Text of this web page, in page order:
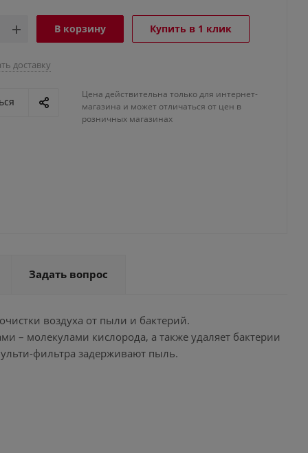
В корзину Купить в 1 клик
доставку
Цена действительна только для интернет-
магазина и может отличаться от цен в
розничных магазинах
Задать вопрос
воздуха от пыли и бактерий.
– молекулами кислорода, а также удаляет бактерии
фильтра задерживают пыль.